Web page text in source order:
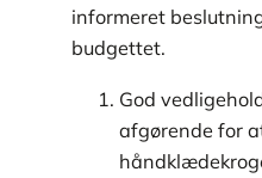
informeret
budgettet.
God
afgørende for